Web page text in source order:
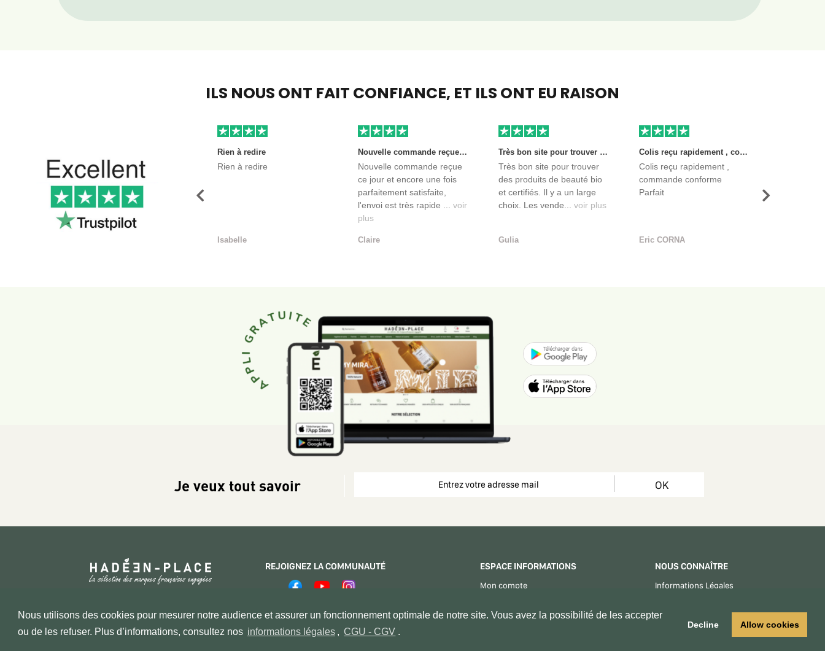
Nous utilisons des cookies pour mesurer notre audience et assurer un fonctionnement optimale de notre site. Vous avez la possibilité de les accepter
ou de les refuser. Plus d’informations, consultez nos informations légales , CGU - CGV .
Decline Allow cookies
ILS NOUS ONT FAIT CONFIANCE, ET ILS ONT EU RAISON
Rien à redire
Rien à redire
Isabelle
Nouvelle commande reçue ce jour et encore une fois parfaitement satisfaite, l'envoi est très rapide et les produits sont toujours conditionnés de manière personnalisés. L'avantage de commander auprès de créateurs indépendants.
Nouvelle commande reçue
ce jour et encore une fois
parfaitement satisfaite,
l'envoi est très rapide ... voir
plus
Claire
Très bon site pour trouver des produits de beauté bio et certifiés. Il y a un large choix. Les vendeurs sont des entreprises françaises qui propose aussi des produits de qualité et moins chers que ce qu’on peut trouver dans des magasins.
Très bon site pour trouver
des produits de beauté bio
et certifiés. Il y a un large
choix. Les vende... voir plus
Gulia
Colis reçu rapidement , commande conforme Parfait
Colis reçu rapidement ,
commande conforme
Parfait
Eric CORNA
Précédent Suivant
Je veux tout savoir OK
Based on Kate&You MarketPlace’ solution
REJOIGNEZ LA COMMUNAUTÉ
PAIEMENT SÉCURISÉ
ESPACE INFORMATIONS
Mon compte
Contactez - nous
NOUS CONNAÎTRE
Informations Légales
Centre d'aide